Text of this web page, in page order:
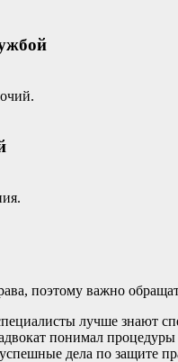
поэтому важно
лучше знают
понимал процедуры
дела по защите